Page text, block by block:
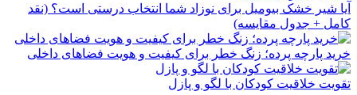
آیا شیر خشک بیومیل برای نوزاد شما انتخاب درستی است؟ (نقد
کامل + جدول مقایسه)
خرید پارچه پرده؛ زنگ خطر برای کیفیت و هویت فضاهای داخلی
تقویت خلاقیت کودکان با لگو و پازل